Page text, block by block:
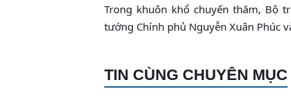
Trong khuôn khổ chuyến thăm, Bộ
tướng Chính phủ Nguyễn Xuân Phúc
TIN CÙNG CHUYÊN MỤC